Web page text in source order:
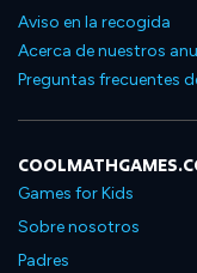
Aviso en la recogida
Acerca de nuestros
Preguntas frecuentes
Games for Kids
Sobre nosotros
Padres